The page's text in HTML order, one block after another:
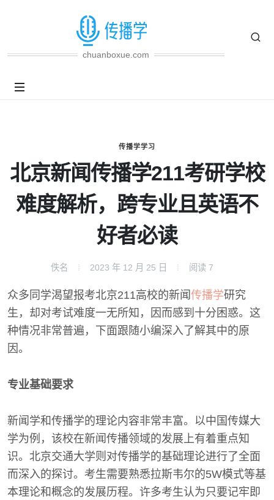
chuanboxue.com
传播学学习
北京新闻传播学211考研学校
难度解析，跨专业且英语不
好者必读
佚名 2023 年 12 月 25 日 阅读 7
众多同学渴望报考北京211高校的新闻 传播学研究
生，却对考试难度一无所知，因而感到十分困惑。这
种情况非常普遍，下面跟随小编深入了解其中的原
因。
专业基础要求
新闻学和传播学的理论内容非常丰富。以中国传媒大
学为例，该校在新闻传播领域的发展上有着重点知
识。北京交通大学则对传播学的基础理论进行了全面
而深入的探讨。考生需要熟悉拉斯韦尔的5W模式等基
本理论和概念的发展历程。许多考生认为只要记牢即